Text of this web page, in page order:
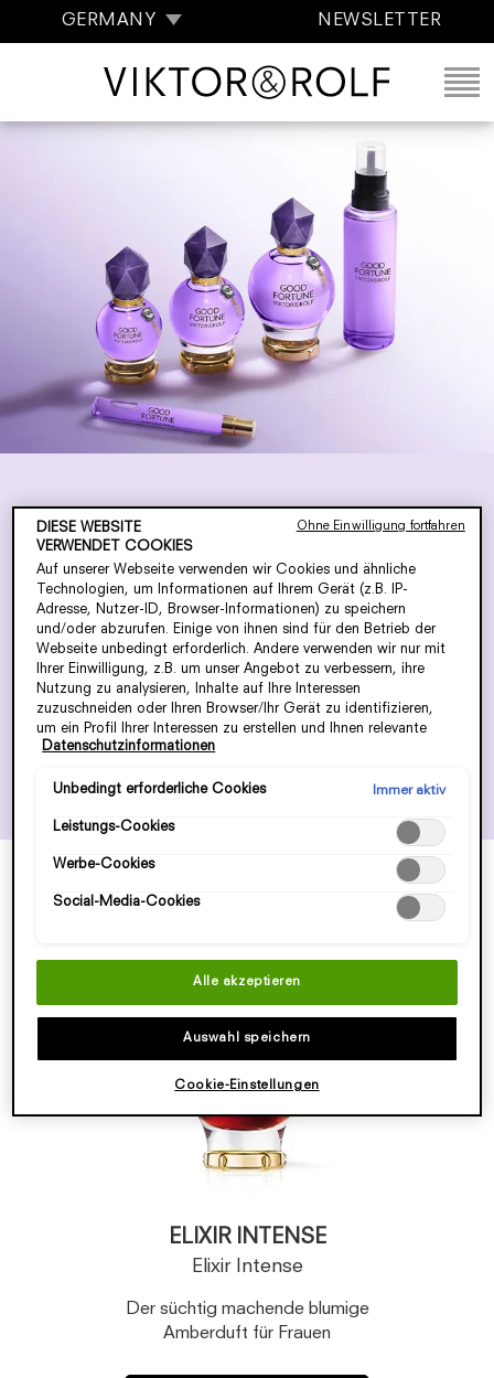
GERMANY NEWSLETTER
GOOD FORTUNE
Good Fortune die Inkarnation eines neuen
positiven Lebensstils, ein Manifest für
Spiritualität und Selbstverwirklichung, das dir
die Kraft gibt, dein eigenes Schicksal zu
gestalten.
ELIXIR INTENSE
Elixir Intense
Der süchtig machende blumige
Amberduft für Frauen
DIESE WEBSITE
VERWENDET COOKIES
Auf unserer Webseite verwenden wir Cookies und ähnliche
Technologien, um Informationen auf Ihrem Gerät (z.B. IP-
Adresse, Nutzer-ID, Browser-Informationen) zu speichern
und/oder abzurufen. Einige von ihnen sind für den Betrieb der
Webseite unbedingt erforderlich. Andere verwenden wir nur mit
Ihrer Einwilligung, z.B. um unser Angebot zu verbessern, ihre
Nutzung zu analysieren, Inhalte auf Ihre Interessen
zuzuschneiden oder Ihren Browser/Ihr Gerät zu identifizieren,
um ein Profil Ihrer Interessen zu erstellen und Ihnen relevante
Werbung auf anderen Onlineangeboten zu zeigen. Sie können
ablehnen ("Ohne Einwilligung fortfahren") oder die Einstellungen
speichern"). Zudem können Sie Ihre Einstellungen (unter dem
Link "Cookie-Einstellungen") jederzeit aufrufen und nachträglich
anpassen. Weitere Informationen enthalten unsere
Datenschutzinformationen
Unbedingt erforderliche Cookies Immer aktiv
Leistungs-Cookies
Werbe-Cookies
Social-Media-Cookies
Alle akzeptieren
Auswahl speichern
Cookie-Einstellungen
Ohne Einwilligung fortfahren